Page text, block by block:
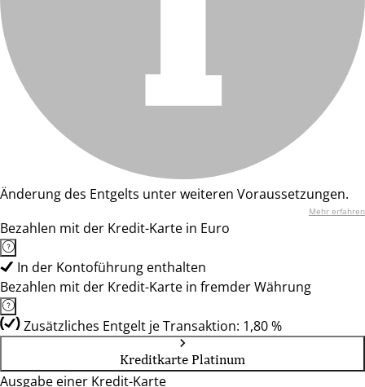
Änderung des Entgelts unter weiteren Voraussetzungen.
Mehr erfahren
Bezahlen mit der Kredit-Karte in Euro
In der Kontoführung enthalten
Bezahlen mit der Kredit-Karte in fremder Währung
Zusätzliches Entgelt je Transaktion: 1,80 %
Kreditkarte Platinum
Ausgabe einer Kredit-Karte